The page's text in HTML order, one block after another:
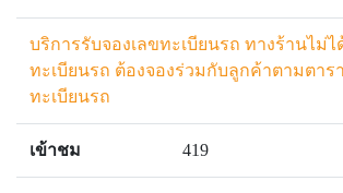
บริการรับจองเลขทะเบียนรถ ทางร้านไม่
ทะเบียนรถ ต้องจองร่วมกับลูกค้าตามตาร
ทะเบียนรถ
เข้าชม 419